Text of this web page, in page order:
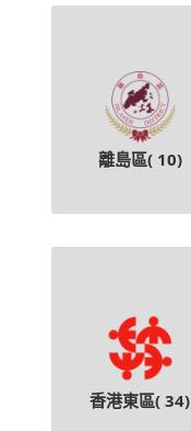
離島區( 10)
香港東區( 34)